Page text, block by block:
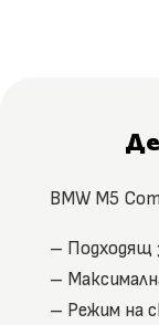
BMW M5
– Подходящ
–
– Режим на